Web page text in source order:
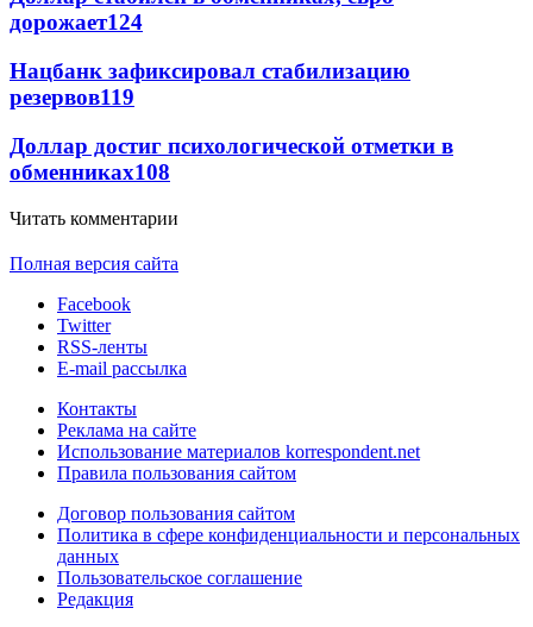
дорожает124
Нацбанк зафиксировал стабилизацию
резервов119
Доллар достиг психологической отметки в
обменниках108
Читать комментарии
Полная версия сайта
Facebook
Twitter
RSS-ленты
E-mail рассылка
Контакты
Реклама на сайте
Использование материалов korrespondent.net
Правила пользования сайтом
Договор пользования сайтом
Политика в сфере конфиденциальности и персональных
данных
Пользовательское соглашение
Редакция